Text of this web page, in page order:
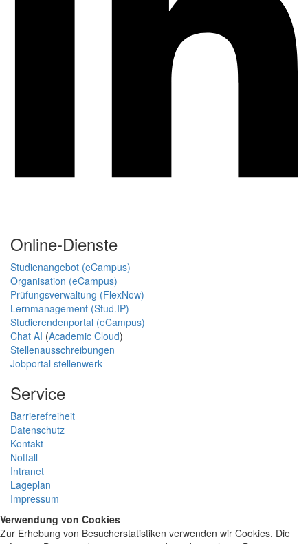
Online-Dienste
Studienangebot (eCampus)
Organisation (eCampus)
Prüfungsverwaltung (FlexNow)
Lernmanagement (Stud.IP)
Studierendenportal (eCampus)
Chat AI (Academic Cloud)
Stellenausschreibungen
Jobportal stellenwerk
Service
Barrierefreiheit
Datenschutz
Kontakt
Notfall
Intranet
Lageplan
Impressum
Verwendung von Cookies
Zur Erhebung von Besucherstatistiken verwenden wir Cookies. Die